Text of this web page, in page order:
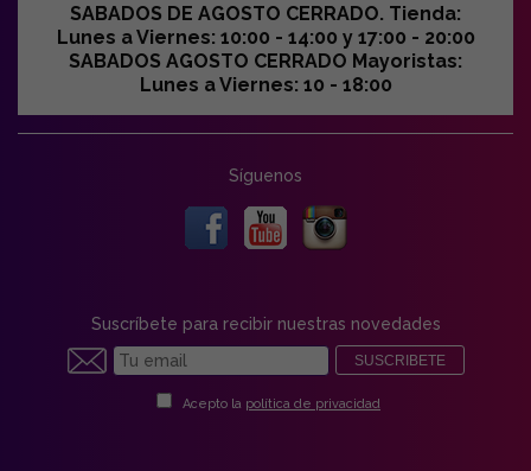
SABADOS DE AGOSTO CERRADO. Tienda:
Lunes a Viernes: 10:00 - 14:00 y 17:00 - 20:00
SABADOS AGOSTO CERRADO Mayoristas:
Lunes a Viernes: 10 - 18:00
Síguenos
Suscríbete para recibir nuestras novedades
SUSCRIBETE
Acepto la política de privacidad